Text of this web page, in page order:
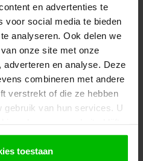
en advertenties te
voor social media te bieden
analyseren. Ook delen we
onze site met onze
en analyse. Deze
combineren met andere
verstrekt of die ze hebben
gebruik van hun services. U
toestaan
klantenservice. Wij helpen u
het samenstellen van uw
weten dan uw
zijn?:
producten toe in de
Winkelwagen” pagina.
af waarbij je kiest voor
Vermeld in het